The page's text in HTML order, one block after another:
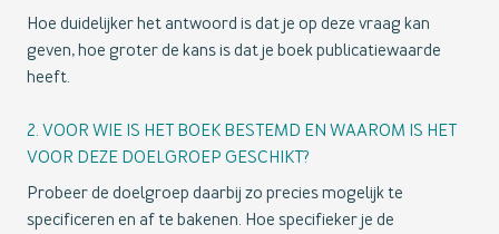
Hoe duidelijker het antwoord is dat je op deze vraag kan
geven, hoe groter de kans is dat je boek publicatiewaarde
heeft.
2. VOOR WIE IS HET BOEK BESTEMD EN WAAROM IS HET
VOOR DEZE DOELGROEP GESCHIKT?
Probeer de doelgroep daarbij zo precies mogelijk te
specificeren en af te bakenen. Hoe specifieker je de